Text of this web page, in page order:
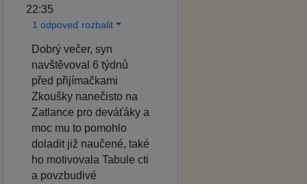
22:35
1 odpoveď rozbalit
Dobrý večer, syn
navštěvoval 6 týdnů
před přijímačkami
Zkoušky nanečisto na
Zatlance pro deváťáky a
moc mu to pomohlo
doladit již naučené, také
ho motivovala Tabule cti
a povzbudivé